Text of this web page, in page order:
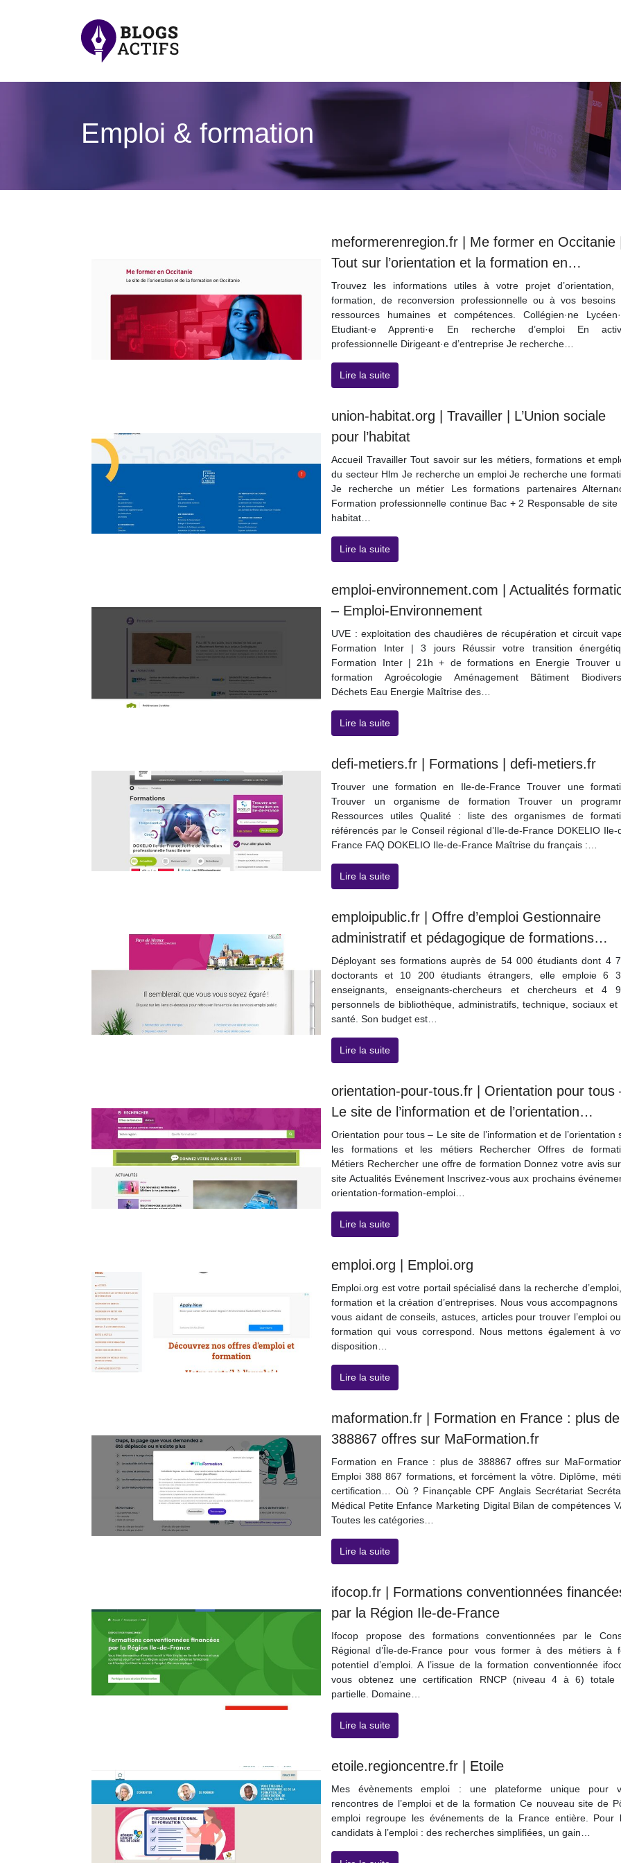
Emploi & formation
meformerenregion.fr | Me former en Occitanie
Tout sur l’orientation et la formation en…
Trouvez les informations utiles à votre projet d’orientation,
formation, de reconversion professionnelle ou à vos besoins
ressources humaines et compétences. Collégien·ne
Etudiant·e Apprenti·e En recherche d’emploi En
professionnelle Dirigeant·e d’entreprise Je recherche…
Lire la suite
union-habitat.org | Travailler | L’Union sociale
pour l’habitat
Accueil Travailler Tout savoir sur les métiers, formations et
du secteur Hlm Je recherche un emploi Je recherche une
Je recherche un métier Les formations partenaires
Formation professionnelle continue Bac + 2 Responsable de site
habitat…
Lire la suite
emploi-environnement.com | Actualités
– Emploi-Environnement
UVE : exploitation des chaudières de récupération et circuit
Formation Inter | 3 jours Réussir votre transition
Formation Inter | 21h + de formations en Energie Trouver
formation Agroécologie Aménagement Bâtiment
Déchets Eau Energie Maîtrise des…
Lire la suite
defi-metiers.fr | Formations | defi-metiers.fr
Trouver une formation en Ile-de-France Trouver une
Trouver un organisme de formation Trouver un
Ressources utiles Qualité : liste des organismes de
référencés par le Conseil régional d’Ile-de-France DOKELIO Ile-
France FAQ DOKELIO Ile-de-France Maîtrise du français :…
Lire la suite
emploipublic.fr | Offre d’emploi Gestionnaire
administratif et pédagogique de formations…
Déployant ses formations auprès de 54 000 étudiants dont 4
doctorants et 10 200 étudiants étrangers, elle emploie 6
enseignants, enseignants-chercheurs et chercheurs et 4
personnels de bibliothèque, administratifs, technique, sociaux et
santé. Son budget est…
Lire la suite
orientation-pour-tous.fr | Orientation pour tous
Le site de l’information et de l’orientation…
Orientation pour tous – Le site de l’information et de l’orientation
les formations et les métiers Rechercher Offres de
Métiers Rechercher une offre de formation Donnez votre avis
site Actualités Evénement Inscrivez-vous aux prochains
orientation-formation-emploi…
Lire la suite
emploi.org | Emploi.org
Emploi.org est votre portail spécialisé dans la recherche
formation et la création d’entreprises. Nous vous accompagnons
vous aidant de conseils, astuces, articles pour trouver l’emploi
formation qui vous correspond. Nous mettons également à
disposition…
Lire la suite
maformation.fr | Formation en France : plus de
388867 offres sur MaFormation.fr
Formation en France : plus de 388867 offres sur
Emploi 388 867 formations, et forcément la vôtre. Diplôme,
certification… Où ? Finançable CPF Anglais Secrétariat
Médical Petite Enfance Marketing Digital Bilan de compétences
Toutes les catégories…
Lire la suite
ifocop.fr | Formations conventionnées
par la Région Ile-de-France
Ifocop propose des formations conventionnées par le
Régional d’Île-de-France pour vous former à des métiers à
potentiel d’emploi. A l’issue de la formation conventionnée
vous obtenez une certification RNCP (niveau 4 à 6) totale
partielle. Domaine…
Lire la suite
etoile.regioncentre.fr | Etoile
Mes évènements emploi : une plateforme unique pour
rencontres de l’emploi et de la formation Ce nouveau site de
emploi regroupe les événements de la France entière. Pour
candidats à l’emploi : des recherches simplifiées, un gain…